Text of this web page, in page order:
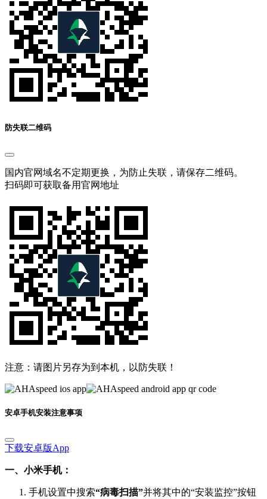
防失联二维码
国内官网域名不定期更换，为防止失联，请保存二维码。
扫码即可获取备用官网地址
注意：请图片另存为到本机，以防失联！
安卓手机安装注意事项
下载安卓版App
一、小米手机：
手机设置中搜索“病毒扫描”并将其中的“安装监控”按钮